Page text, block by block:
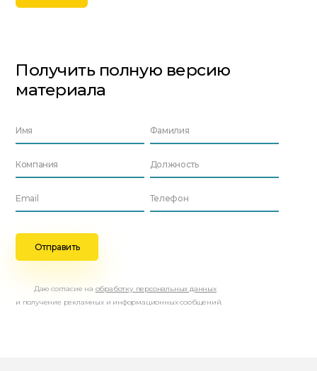
Получить полную версию
материала
Даю согласие на обработку персональных данных
и получение рекламных и информационных сообщений.